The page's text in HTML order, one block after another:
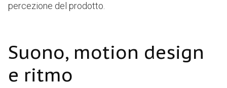
percezione del prodotto.
Suono, motion design
e ritmo